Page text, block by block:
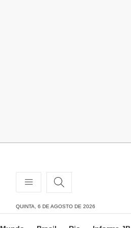
QUINTA, 6 DE AGOSTO DE 2026